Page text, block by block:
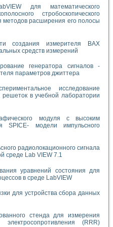
для математического
стробоскопического
методов расширения его полосы
создания измерителя ВАХ
средств измерений
генератора сигналов -
параметров джиттера
исследование
в учебной лаборатории
модуля с высоким
SPICE- модели импульсного
радиолокационного сигнала
среде Lab VIEW 7.1
уравнений состояния для
в среде LabVIEW
для устройства сбора данных
стенда для измерения
электросопротивления (RRR)